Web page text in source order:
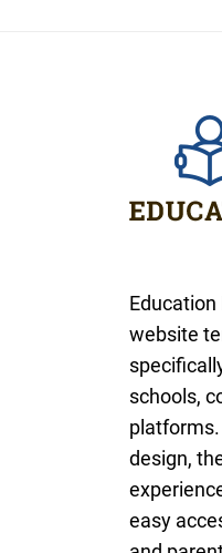
website
schools,
design,
easy